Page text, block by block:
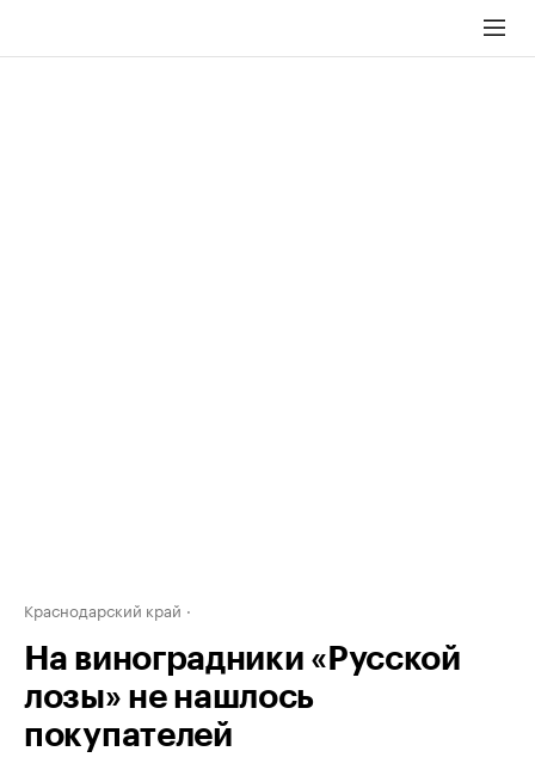
Краснодарский край
На виноградники «Русской
лозы» не нашлось
покупателей